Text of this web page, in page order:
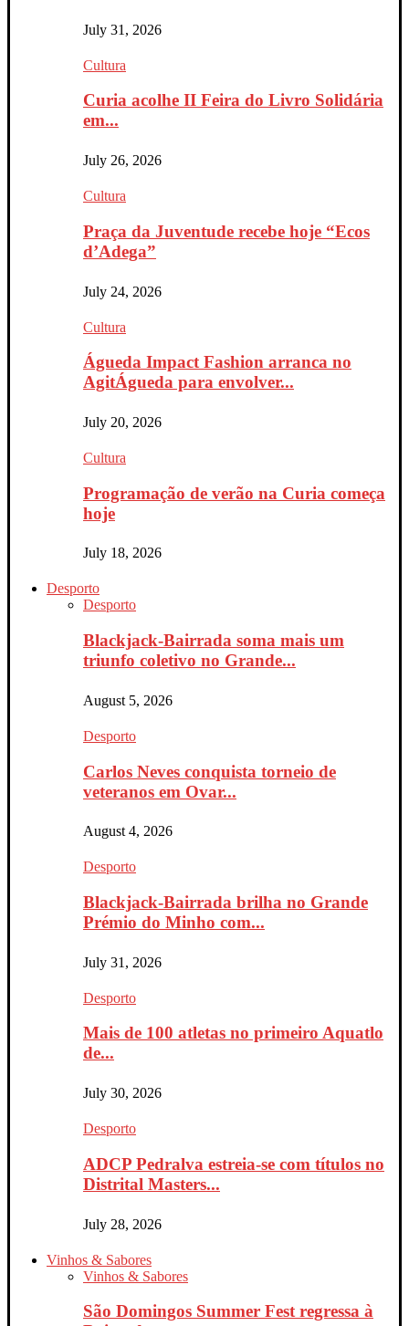
July 31, 2026
Cultura
Curia acolhe II Feira do Livro Solidária
em...
July 26, 2026
Cultura
Praça da Juventude recebe hoje “Ecos
d’Adega”
July 24, 2026
Cultura
Águeda Impact Fashion arranca no
AgitÁgueda para envolver...
July 20, 2026
Cultura
Programação de verão na Curia começa
hoje
July 18, 2026
Desporto
Desporto
Blackjack-Bairrada soma mais um
triunfo coletivo no Grande...
August 5, 2026
Desporto
Carlos Neves conquista torneio de
veteranos em Ovar...
August 4, 2026
Desporto
Blackjack-Bairrada brilha no Grande
Prémio do Minho com...
July 31, 2026
Desporto
Mais de 100 atletas no primeiro Aquatlo
de...
July 30, 2026
Desporto
ADCP Pedralva estreia-se com títulos no
Distrital Masters...
July 28, 2026
Vinhos & Sabores
Vinhos & Sabores
São Domingos Summer Fest regressa à